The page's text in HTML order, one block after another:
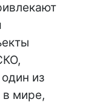
из
в мире,